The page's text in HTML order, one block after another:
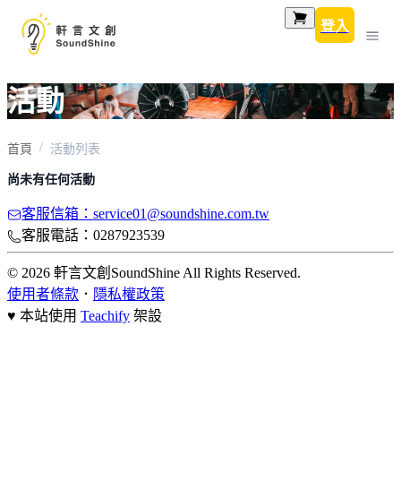
登入
活動
首頁 活動列表
尚未有任何活動
客服信箱：service01@soundshine.com.tw
客服電話：0287923539
© 2026 軒言文創SoundShine All Rights Reserved.
使用者條款 ． 隱私權政策
♥ 本站使用 Teachify 架設